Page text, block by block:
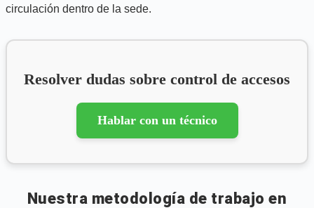
circulación dentro de la sede.
Resolver dudas sobre control de accesos
Hablar con un técnico
Nuestra metodología de trabajo en